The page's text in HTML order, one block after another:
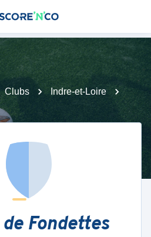
Clubs
Indre-et-Loire
Fondettes